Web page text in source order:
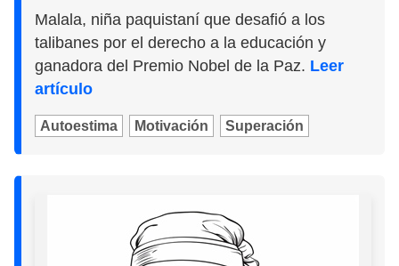
Malala, niña paquistaní que desafió a los
talibanes por el derecho a la educación y
ganadora del Premio Nobel de la Paz. Leer
artículo
Autoestima Motivación Superación